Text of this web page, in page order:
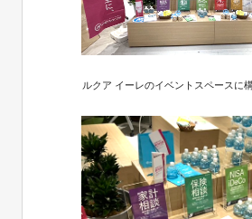
ルクア イーレのイベントスペースに